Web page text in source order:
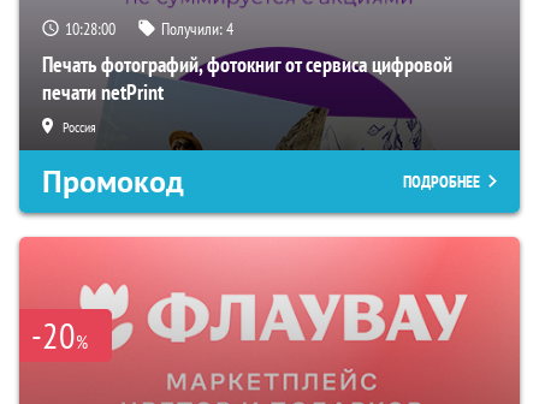
10:27:59 Получили:4
Печать фотографий, фотокниг от сервиса цифровой
печати netPrint
Россия
Промокод ПОДРОБНЕЕ
-20%